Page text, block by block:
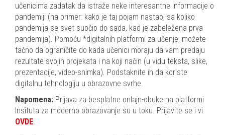
učenicima zadatak da istraže neke interesantne informacije o
pandemiji (na primer: kako je taj pojam nastao, sa koliko
pandemija se svet suočio do sada, kad je zabeležena prva
pandemija). Pomoću *digitalnih platformi za učenje, možete
tačno da ograničite do kada učenici moraju da vam predaju
rezultate svojih projekata i na koji način (u vidu teksta, slike,
prezentacije, video-snimka). Podstaknite ih da koriste
digitalnu tehnologiju u obrazovne svrhe.
Napomena: Prijava za besplatne onlajn-obuke na platformi
Insituta za moderno obrazovanje su u toku. Prijavite se i vi
OVDE